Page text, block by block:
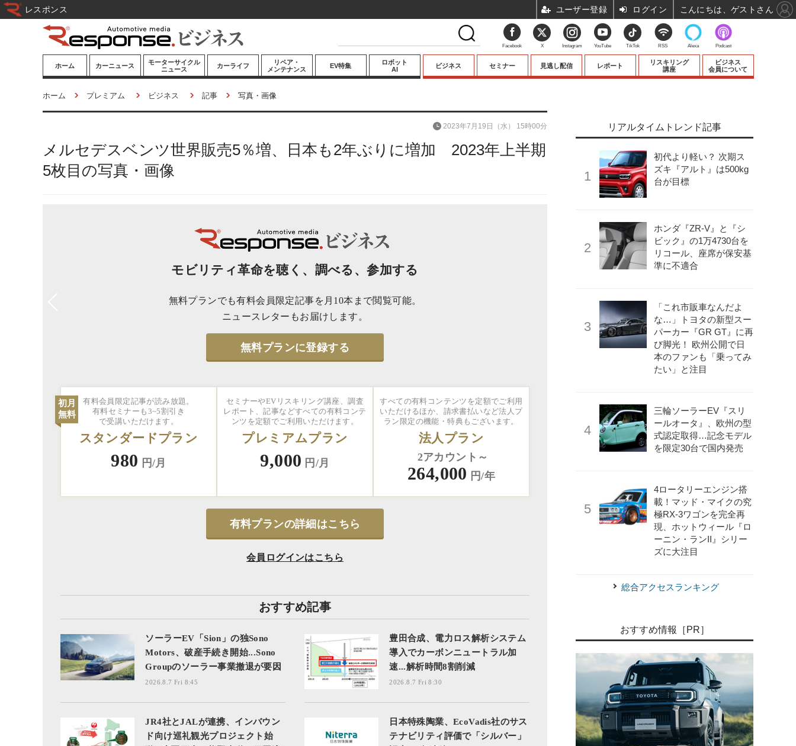
ホーム カーニュース
鉄道
船舶
モーターサイクル
ニュース
カーライフ
モータースポー
ツ/エンタメ
リペア・
メンテナンス
EV特集
ロボット
AI
ビジネス
テクノロジー
キーパーソンイ
ンタビュー
セミナー 見逃し配信 レポート
リスキリング
講座
ビジネス
会員について
ホーム プレミアム ビジネス 記事 写真・画像
メルセデスベンツ世界販売5％増、日本も2年ぶりに増加 2023年上半期
5枚目の写真・画像
2023年7月19日（水） 15時00分
モビリティ革命を聴く、調べる、参加する
無料プランでも有料会員限定記事を月10本まで閲覧可能。
ニュースレターもお届けします。
無料プランに登録する
有料会員限定記事が読み放題。
有料セミナーも3~5割引き
で受講いただけます。
初月
無料
スタンダードプラン
980 円/月
セミナーやEVリスキリング講座、調査
レポート、記事などすべての有料コンテ
ンツを定額でご利用いただけます。
プレミアムプラン
9,000 円/月
すべての有料コンテンツを定額でご利用
いただけるほか、請求書払いなど法人プ
ラン限定の機能・特典もございます。
法人プラン
2アカウント～
264,000 円/年
有料プランの詳細はこちら
会員ログインはこちら
おすすめ記事
ソーラーEV「Sion」の独Sono
Motors、破産手続き開始...Sono
Groupのソーラー事業撤退が要因
2026.8.7 Fri 8:45
豊田合成、電力ロス解析システム
導入でカーボンニュートラル加
速...解析時間8割削減
2026.8.7 Fri 8:30
JR4社とJALが連携、インバウン
ド向け巡礼観光プロジェクト始
日本特殊陶業、EcoVadis社のサス
テナビリティ評価で「シルバー」
リアルタイムトレンド記事
初代より軽い？ 次期ス
ズキ『アルト』は500kg
台が目標
ホンダ『ZR-V』と『シ
ビック』の1万4730台を
リコール、座席が保安基
準に不適合
「これ市販車なんだよ
な…」トヨタの新型スー
パーカー『GR GT』に再
び脚光！ 欧州公開で日
本のファンも「乗ってみ
たい」と注目
三輪ソーラーEV『スリ
ールオータ』、欧州の型
式認定取得…記念モデル
を限定30台で国内発売
4ロータリーエンジン搭
載！マッド・マイクの究
極RX-3ワゴンを完全再
現、ホットウィール『ロ
ーニン・ランII』シリー
ズに大注目
総合アクセスランキング
おすすめ情報［PR］
Facebook X Instagram YouTube TikTok RSS Alexa Podcast
レスポンス ユーザー登録 ログイン こんにちは、ゲストさん